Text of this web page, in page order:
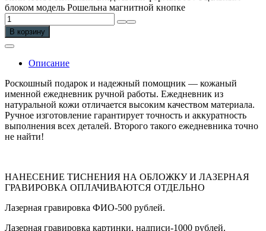
блоком модель Рошельна магнитной кнопке
В корзину
Описание
Роскошный подарок и надежный помощник — кожаный
именной ежедневник ручной работы. Ежедневник из
натуральной кожи отличается высоким качеством материала.
Ручное изготовление гарантирует точность и аккуратность
выполнения всех деталей. Второго такого ежедневника точно
не найти!
НАНЕСЕНИЕ ТИСНЕНИЯ НА ОБЛОЖКУ И ЛАЗЕРНАЯ
ГРАВИРОВКА ОПЛАЧИВАЮТСЯ ОТДЕЛЬНО
Лазерная гравировка ФИО-500 рублей.
Лазерная гравировка картинки, надписи-1000 рублей.